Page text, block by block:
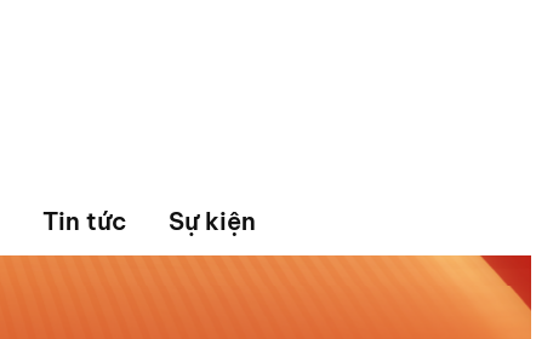
Tin tức Sự kiện